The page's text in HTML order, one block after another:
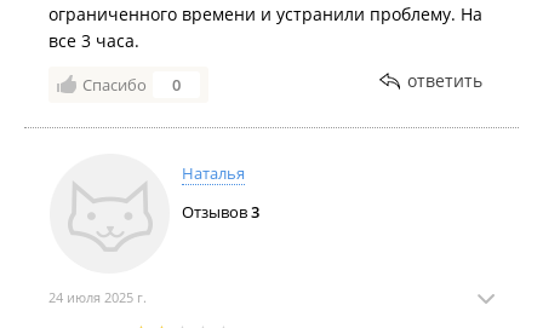
ограниченного времени и устранили проблему. На
все 3 часа.
Спасибо 0 ответить
Наталья
Отзывов3
24 июля 2025 г.